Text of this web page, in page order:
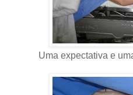
Uma expectativa e